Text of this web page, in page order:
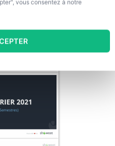
vous consentez à notre